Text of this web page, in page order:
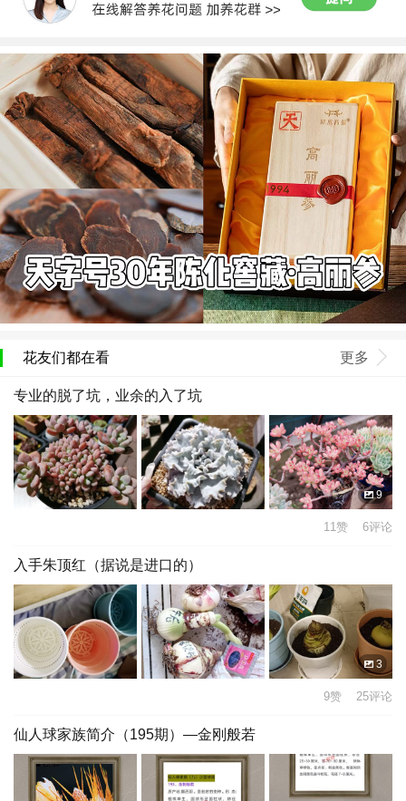
花友们都在看 更多
专业的脱了坑，业余的入了坑
9
11赞 6评论
入手朱顶红（据说是进口的）
3
9赞 25评论
仙人球家族简介（195期）—金刚般若